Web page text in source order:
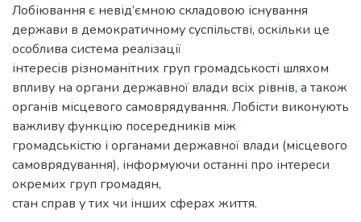
Лобіювання є невід’ємною складовою існування
держави в демократичному суспільстві, оскільки це
особлива система реалізації
інтересів різноманітних груп громадськості шляхом
впливу на органи державної влади всіх рівнів, а також
органів місцевого самоврядування. Лобісти виконують
важливу функцію посередників між
громадськістю і органами державної влади (місцевого
самоврядування), інформуючи останні про інтереси
окремих груп громадян,
стан справ у тих чи інших сферах життя.